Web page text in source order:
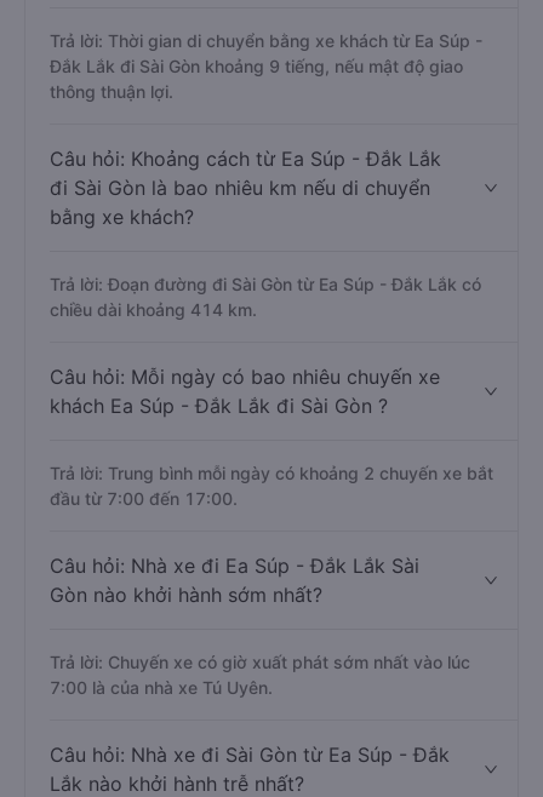
Trả lời: Thời gian di chuyển bằng xe khách từ Ea Súp -
Đắk Lắk đi Sài Gòn khoảng 9 tiếng, nếu mật độ giao
thông thuận lợi.
Câu hỏi: Khoảng cách từ Ea Súp - Đắk Lắk
đi Sài Gòn là bao nhiêu km nếu di chuyển
bằng xe khách?
Trả lời: Đoạn đường đi Sài Gòn từ Ea Súp - Đắk Lắk có
chiều dài khoảng 414 km.
Câu hỏi: Mỗi ngày có bao nhiêu chuyến xe
khách Ea Súp - Đắk Lắk đi Sài Gòn ?
Trả lời: Trung bình mỗi ngày có khoảng 2 chuyến xe bắt
đầu từ 7:00 đến 17:00.
Câu hỏi: Nhà xe đi Ea Súp - Đắk Lắk Sài
Gòn nào khởi hành sớm nhất?
Trả lời: Chuyến xe có giờ xuất phát sớm nhất vào lúc
7:00 là của nhà xe Tú Uyên.
Câu hỏi: Nhà xe đi Sài Gòn từ Ea Súp - Đắk
Lắk nào khởi hành trễ nhất?